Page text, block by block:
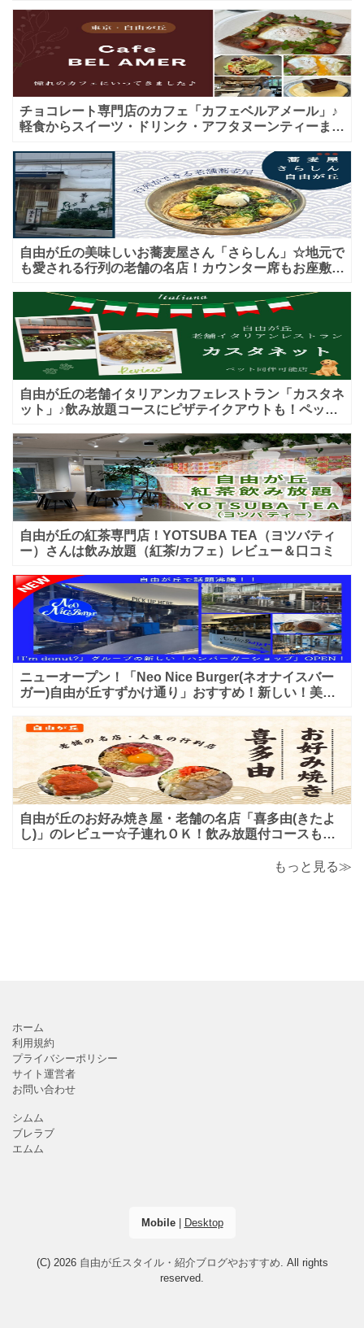
チョコレート専門店のカフェ「カフェベルアメール」♪
軽食からスイーツ・ドリンク・アフタヌーンティーまで
自由が丘の美味しいお蕎麦屋さん「さらしん」☆地元で
も愛される行列の老舗の名店！カウンター席もお座敷も
自由が丘の老舗イタリアンカフェレストラン「カスタネ
ット」♪飲み放題コースにピザテイクアウトも！ペット
自由が丘の紅茶専門店！YOTSUBA TEA（ヨツバティ
ー）さんは飲み放題（紅茶/カフェ）レビュー＆口コミ
ニューオープン！「Neo Nice Burger(ネオナイスバー
ガー)自由が丘すずかけ通り」おすすめ！新しい！美味
自由が丘のお好み焼き屋・老舗の名店「喜多由(きたよ
し)」のレビュー☆子連れＯＫ！飲み放題付コースも！
もっと見る≫
ホーム
利用規約
プライバシーポリシー
サイト運営者
お問い合わせ
シムム
ブレラブ
エムム
Mobile| Desktop
(C) 2026 自由が丘スタイル・紹介ブログやおすすめ. All rights
reserved.